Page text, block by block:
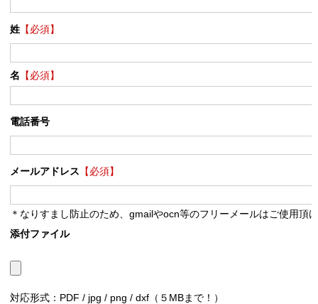
姓【必須】
名 【必須】
電話番号
メールアドレス 【必須】
＊なりすまし防止のため、gmailやocn等のフリーメールはご使用頂
添付ファイル
対応形式：PDF / jpg / png / dxf（５MBまで！）